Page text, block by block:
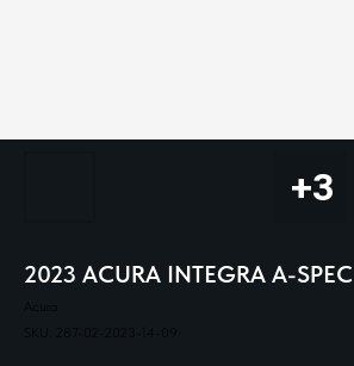
2023 ACURA INTEGRA A-SPEC
Acura
SKU:
287-02-2023-14-09